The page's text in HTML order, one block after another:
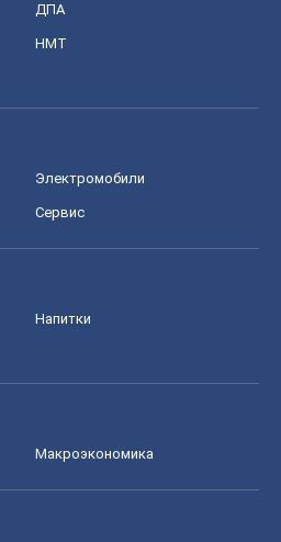
ДПА
НМТ
Электромобили
Сервис
Напитки
Mакроэкономика